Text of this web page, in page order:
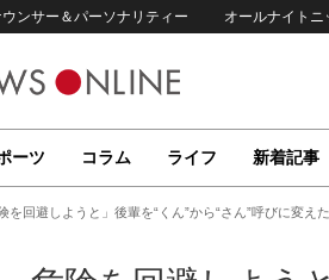
ウンサー＆パーソナリティー オールナイトニ
ーツ コラム ライフ 新着記事
を回避しようと」後輩を“くん”から“さん”呼びに変え